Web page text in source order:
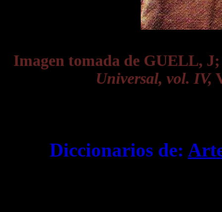
Imagen tomada de GUELL,
Universal, vol. IV,
Diccionarios de: